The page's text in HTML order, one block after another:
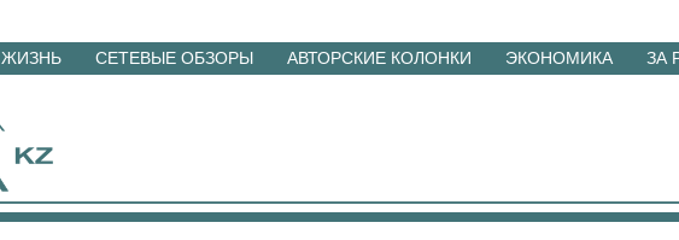
ЖИЗНЬ СЕТЕВЫЕ ОБЗОРЫ АВТОРСКИЕ КОЛОНКИ ЭКОНОМИКА ЗА